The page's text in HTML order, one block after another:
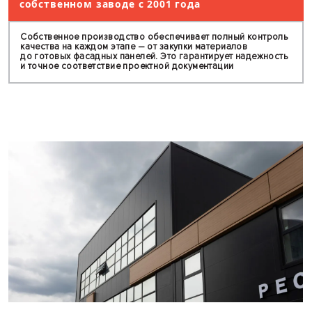
3000+ объектов — наш опыт
успешный результат
Мы реализовали более 3000 проектов